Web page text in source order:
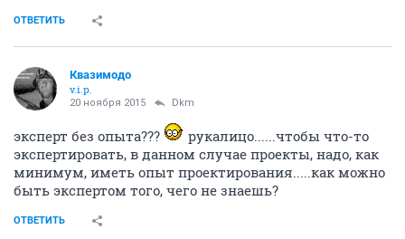
ОТВЕТИТЬ
Квазимодо
v.i.p.
20 ноября 2015 Dkm
эксперт без опыта???
рукалицо......чтобы что-то
экспертировать, в данном случае проекты, надо, как
минимум, иметь опыт проектирования.....как можно
быть экспертом того, чего не знаешь?
ОТВЕТИТЬ